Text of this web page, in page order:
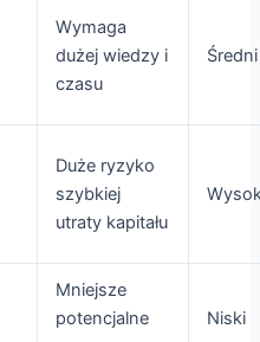
Wymaga
dużej wiedzy i
czasu
Średni
Duże ryzyko
szybkiej
utraty kapitału
Mniejsze
potencjalne
Niski